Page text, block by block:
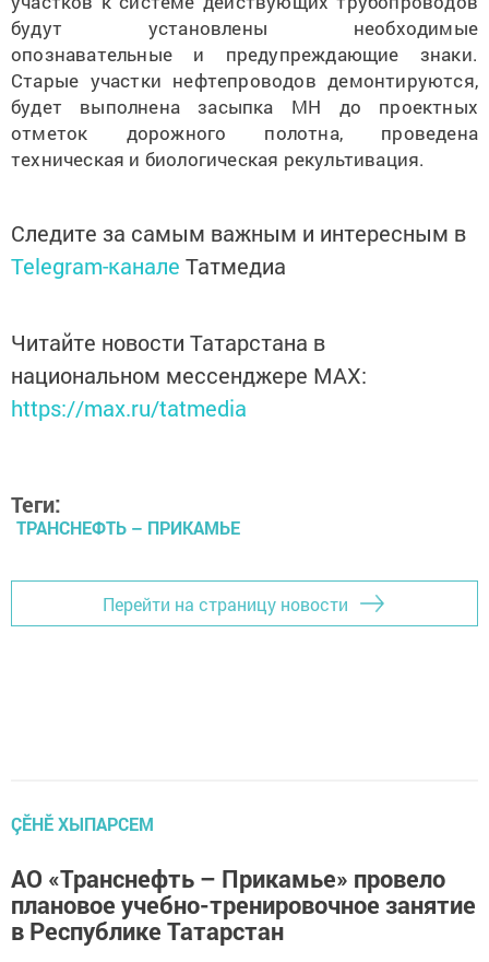
будут установлены необходимые
опознавательные и предупреждающие знаки.
Старые участки нефтепроводов демонтируются,
будет выполнена засыпка МН до проектных
отметок дорожного полотна, проведена
техническая и биологическая рекультивация.
Следите за самым важным и интересным в
Telegram-канале Татмедиа
Читайте новости Татарстана в
национальном мессенджере MАХ:
https://max.ru/tatmedia
Теги:
ТРАНСНЕФТЬ – ПРИКАМЬЕ
Перейти на страницу новости
ÇӖНӖ ХЫПАРСЕМ
АО «Транснефть – Прикамье» провело
плановое учебно-тренировочное занятие
в Республике Татарстан